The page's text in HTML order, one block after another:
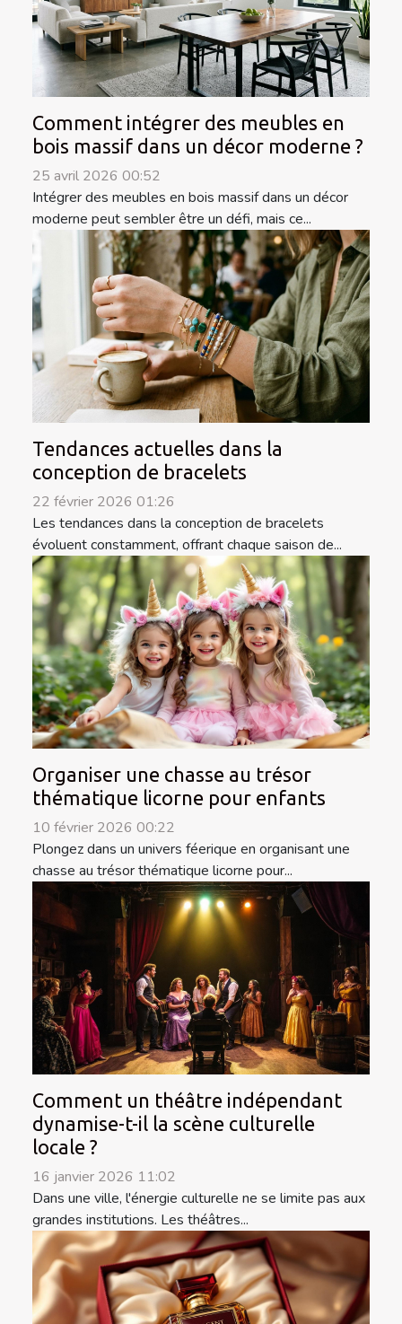
Comment intégrer des meubles en
bois massif dans un décor moderne ?
25 avril 2026 00:52
Intégrer des meubles en bois massif dans un décor
moderne peut sembler être un défi, mais ce...
Tendances actuelles dans la
conception de bracelets
22 février 2026 01:26
Les tendances dans la conception de bracelets
évoluent constamment, offrant chaque saison de...
Organiser une chasse au trésor
thématique licorne pour enfants
10 février 2026 00:22
Plongez dans un univers féerique en organisant une
chasse au trésor thématique licorne pour...
Comment un théâtre indépendant
dynamise-t-il la scène culturelle
locale ?
16 janvier 2026 11:02
Dans une ville, l'énergie culturelle ne se limite pas aux
grandes institutions. Les théâtres...